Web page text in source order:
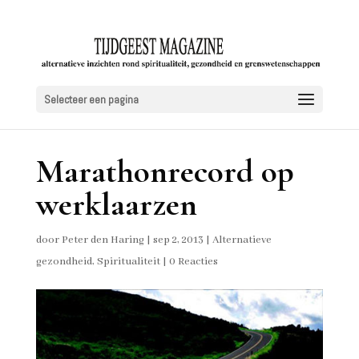
Selecteer een pagina
Marathonrecord op
werklaarzen
door Peter den Haring| sep 2, 2013 | Alternatieve
gezondheid, Spiritualiteit| 0 Reacties